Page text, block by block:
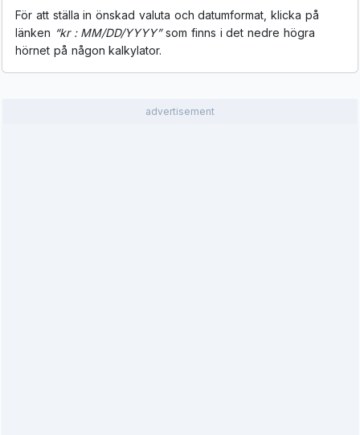
För att ställa in önskad valuta och datumformat, klicka på
länken “kr : MM/DD/YYYY”som finns i det nedre högra
hörnet på någon kalkylator.
advertisement